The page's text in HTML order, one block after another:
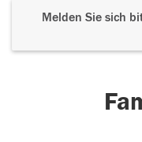
Melden Sie sich